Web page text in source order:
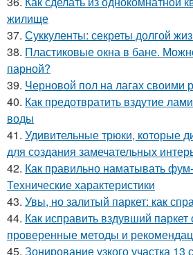
жилище
37. Суккуленты: секреты долгой
38. Пластиковые окна в бане.
парной?
39. Черновой пол на лагах своими
40. Как предотвратить вздутие
воды
41. Удивительные трюки, которые
для создания замечательных
42. Как правильно наматывать
Технические характеристики
43. Увы, но залитый паркет: как
44. Как исправить вздувший паркет
проверенные методы и
45. Зонирование узкого участка 13